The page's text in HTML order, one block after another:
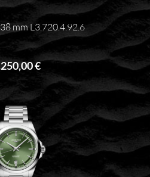
mm L3.720.4.92.6
€